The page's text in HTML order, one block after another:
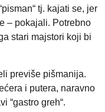
tj. kajati se, jer
– pokajali. Potrebno
stari majstori koji bi
previše pišmanija.
i putera, naravno
“gastro greh“.